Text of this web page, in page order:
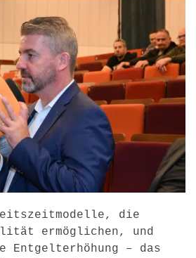
die
ermöglichen, und
Entgelterhöhung – das